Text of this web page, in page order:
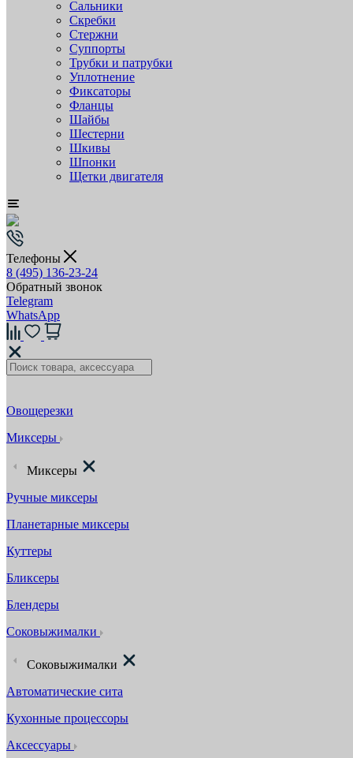
Сальники
Скребки
Стержни
Суппорты
Трубки и патрубки
Уплотнение
Фиксаторы
Фланцы
Шайбы
Шестерни
Шкивы
Шпонки
Щетки двигателя
Телефоны
8 (495) 136-23-24
Обратный звонок
Telegram
WhatsApp
Овощерезки
Миксеры
Миксеры
Ручные миксеры
Планетарные миксеры
Куттеры
Бликсеры
Блендеры
Соковыжималки
Соковыжималки
Автоматические сита
Кухонные процессоры
Аксессуары